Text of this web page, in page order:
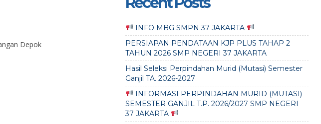
Depok
INFO MBG SMPN 37 JAKARTA
PERSIAPAN PENDATAAN KJP PLUS TAHAP 2
TAHUN 2026 SMP NEGERI 37 JAKARTA
Hasil Seleksi Perpindahan Murid (Mutasi) Semester
Ganjil TA. 2026-2027
INFORMASI PERPINDAHAN MURID (MUTASI)
SEMESTER GANJIL T.P. 2026/2027 SMP NEGERI
37 JAKARTA